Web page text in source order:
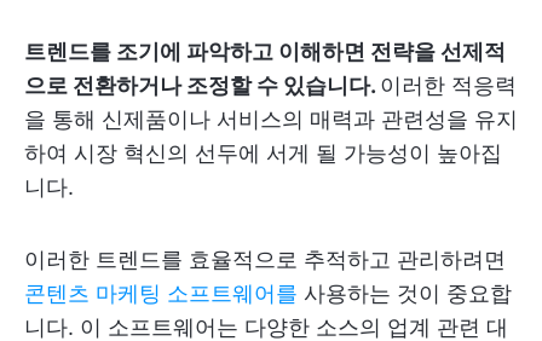
트렌드를 조기에 파악하고 이해하면 전략을 선제적
으로 전환하거나 조정할 수 있습니다. 이러한 적응력
을 통해 신제품이나 서비스의 매력과 관련성을 유지
하여 시장 혁신의 선두에 서게 될 가능성이 높아집
니다.
이러한 트렌드를 효율적으로 추적하고 관리하려면
콘텐츠 마케팅 소프트웨어를 사용하는 것이 중요합
니다. 이 소프트웨어는 다양한 소스의 업계 관련 대